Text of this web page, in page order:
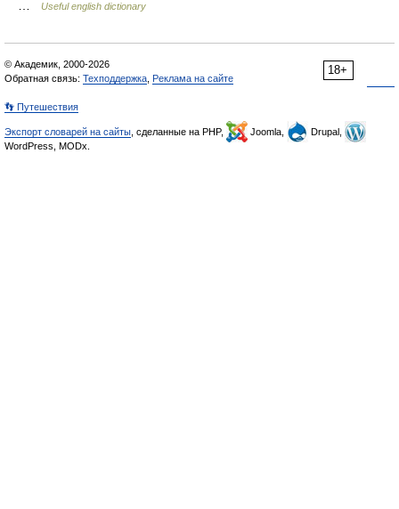
Useful english dictionary
18+
© Академик, 2000-2026
Обратная связь: Техподдержка Реклама на сайте
👣 Путешествия
Экспорт словарей на сайты , сделанные на PHP, Joomla,
Drupal,
WordPress, MODx.